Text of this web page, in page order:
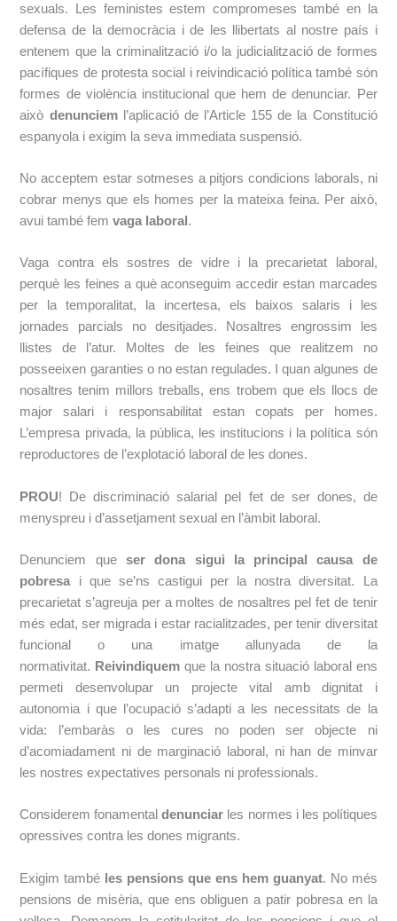
sexuals. Les feministes estem compromeses també en la
defensa de la democràcia i de les llibertats al nostre país i
entenem que la criminalització i/o la judicialització de formes
pacífiques de protesta social i reivindicació política també són
formes de violència institucional que hem de denunciar. Per
això denuncieml’aplicació de l’Article 155 de la Constitució
espanyola i exigim la seva immediata suspensió.
No acceptem estar sotmeses a pitjors condicions laborals, ni
cobrar menys que els homes per la mateixa feina. Per això,
avui també fem​vaga laboral ​.
Vaga contra els sostres de vidre i la precarietat laboral,
perquè les feines a què aconseguim accedir estan marcades
per la temporalitat, la incertesa, els baixos salaris i les
jornades parcials no desitjades. Nosaltres engrossim les
llistes de l’atur. Moltes de les feines que realitzem no
posseeixen garanties o no estan regulades. I quan algunes de
nosaltres tenim millors treballs, ens trobem que els llocs de
major salari i responsabilitat estan copats per homes.
L’empresa privada, la pública, les institucions i la política són
reproductores de l’explotació laboral de les dones.
PROU!​ De discriminació salarial pel fet de ser dones, de
menyspreu i d’assetjament sexualen l’àmbit laboral.
Denunciem que ser dona sigui la principal causa de
pobresa i que se’ns castigui per la nostra diversitat. La
precarietat s’agreuja per a moltes de nosaltres pel fet de tenir
més edat, ser migrada i estar racialitzades, per tenir diversitat
funcional o una imatge allunyada de la
normativitat. Reivindiquem que la nostra situació laboral ens
permeti desenvolupar un projecte vital amb dignitat i
autonomia i que l’ocupació s’adapti a les necessitats de la
vida: l’embaràs o les cures no poden ser objecte ni
d’acomiadament ni de marginació laboral, ni han de minvar
les nostres expectatives personals ni professionals.
Considerem fonamentaldenunciar les normes i les polítiques
opressives contra les dones migrants.
Exigim també les pensions que ens hem guanyat. No més
pensions de misèria, que ens obliguen a patir pobresa en la